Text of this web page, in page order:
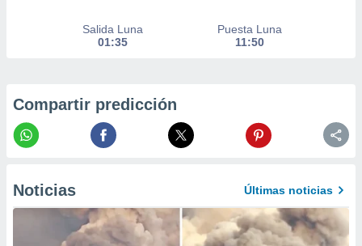
su
u
en
Salida Luna
01:35
Puesta Luna
11:50
Compartir predicción
Noticias Últimas noticias